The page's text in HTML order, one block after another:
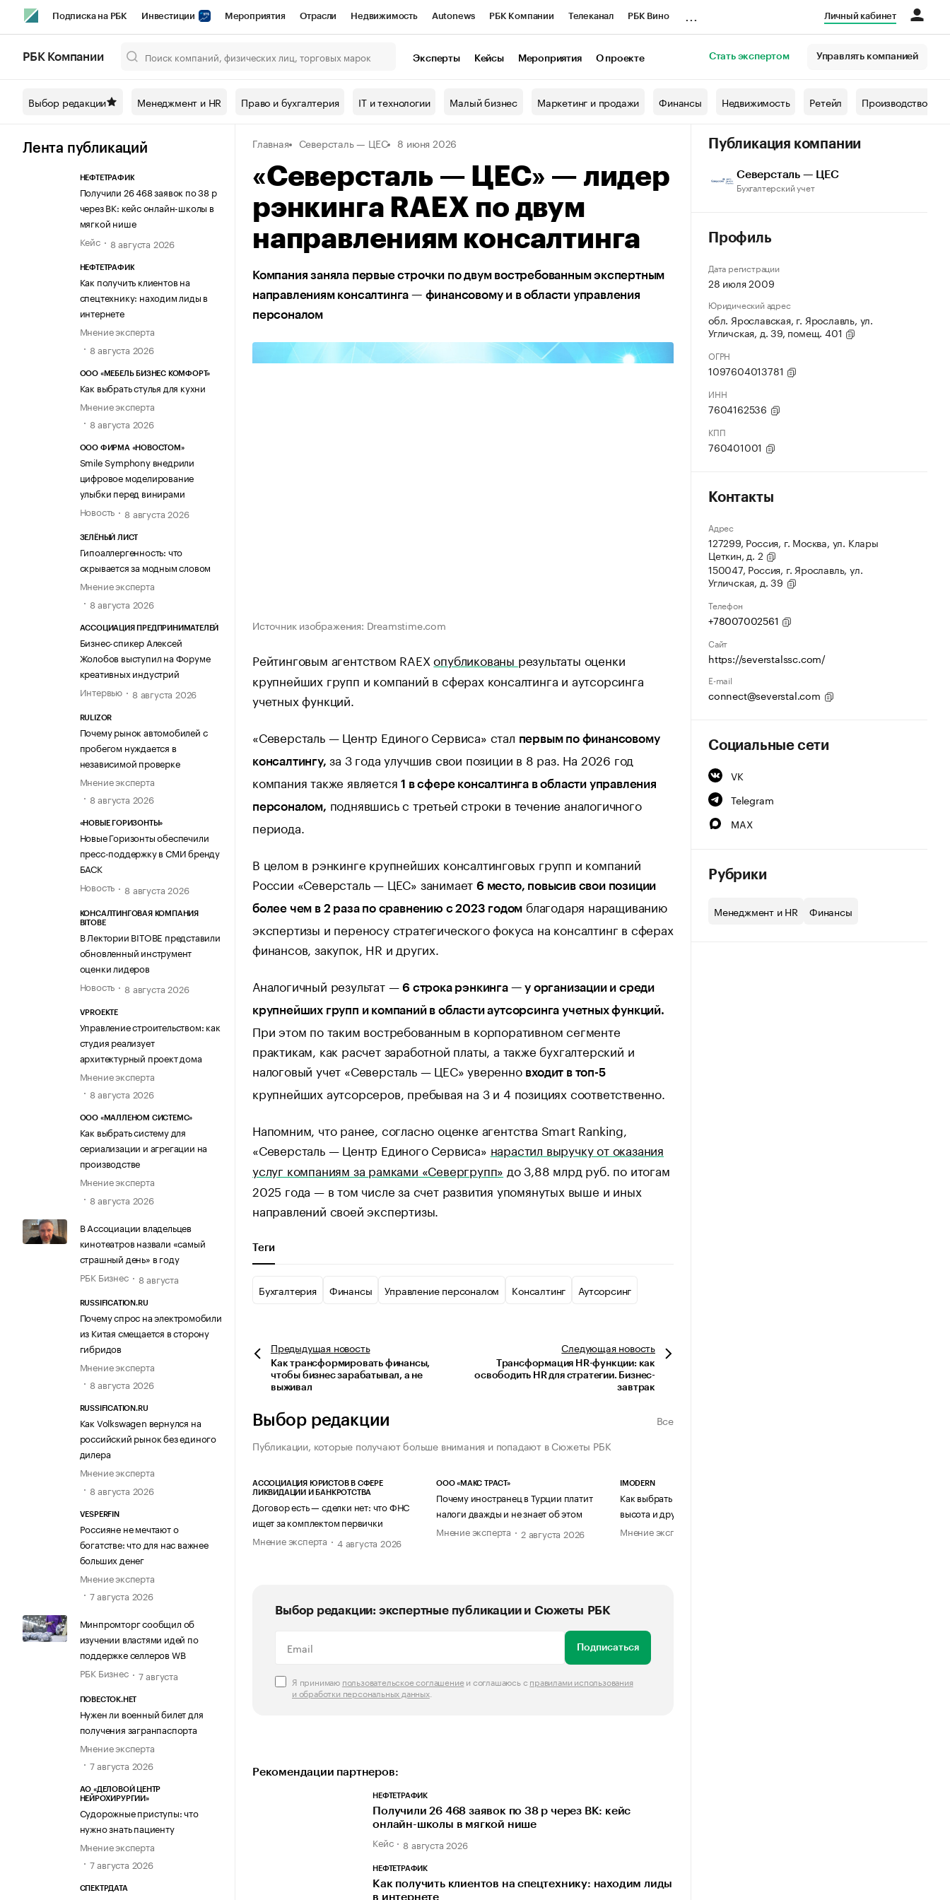
Подписка на РБК Инвестиции Мероприятия Отрасли Недвижимость Autonews РБК Компании Телеканал РБК Вино
Спецпроекты СПб Конференции СПб Спецпроекты Проверка контрагентов
Технологии и медиа Рынок наличной валюты
Личный кабинет
РБК Компании Эксперты Кейсы Мероприятия О проекте Стать экспертом Управлять компанией
Выбор редакции Менеджмент и HR Право и бухгалтерия IT и технологии Малый бизнес Маркетинг и продажи Финансы Недвижимость Ретейл Производство
Лента публикаций
НЕФТЕТРАФИК
Получили 26 468 заявок по 38 р
через ВК: кейс онлайн-школы в
мягкой нише
Кейс
8 августа 2026
НЕФТЕТРАФИК
Как получить клиентов на
спецтехнику: находим лиды в
интернете
Мнение эксперта
8 августа 2026
ООО «МЕБЕЛЬ БИЗНЕС КОМФОРТ»
Как выбрать стулья для кухни
Мнение эксперта
8 августа 2026
ООО ФИРМА «НОВОСТОМ»
Smile Symphony внедрили
цифровое моделирование
улыбки перед винирами
Новость
8 августа 2026
ЗЕЛЁНЫЙ ЛИСТ
Гипоаллергенность: что
скрывается за модным словом
Мнение эксперта
8 августа 2026
АССОЦИАЦИЯ ПРЕДПРИНИМАТЕЛЕЙ
Бизнес-спикер Алексей
Жолобов выступил на Форуме
креативных индустрий
Интервью
8 августа 2026
RULIZOR
Почему рынок автомобилей с
пробегом нуждается в
независимой проверке
Мнение эксперта
8 августа 2026
«НОВЫЕ ГОРИЗОНТЫ»
Новые Горизонты обеспечили
пресс-поддержку в СМИ бренду
БАСК
Новость
8 августа 2026
КОНСАЛТИНГОВАЯ КОМПАНИЯ
BITOBE
В Лектории BITOBE представили
обновленный инструмент
оценки лидеров
Новость
8 августа 2026
VPROEKTE
Управление строительством: как
студия реализует
архитектурный проект дома
Мнение эксперта
8 августа 2026
ООО «МАЛЛЕНОМ СИСТЕМС»
Как выбрать систему для
сериализации и агрегации на
производстве
Мнение эксперта
8 августа 2026
В Ассоциации владельцев
кинотеатров назвали «самый
страшный день» в году
РБК Бизнес
8 августа
RUSSIFICATION.RU
Почему спрос на электромобили
из Китая смещается в сторону
гибридов
Мнение эксперта
8 августа 2026
RUSSIFICATION.RU
Как Volkswagen вернулся на
российский рынок без единого
дилера
Мнение эксперта
8 августа 2026
VESPERFIN
Россияне не мечтают о
богатстве: что для нас важнее
больших денег
Мнение эксперта
7 августа 2026
Минпромторг сообщил об
изучении властями идей по
поддержке селлеров WB
РБК Бизнес
7 августа
ПОВЕСТОК.НЕТ
Нужен ли военный билет для
получения загранпаспорта
Мнение эксперта
7 августа 2026
АО «ДЕЛОВОЙ ЦЕНТР
НЕЙРОХИРУРГИИ»
Судорожные приступы: что
нужно знать пациенту
Мнение эксперта
7 августа 2026
СПЕКТРДАТА
Главная Северсталь — ЦЕС 8 июня 2026
«Северсталь — ЦЕС» — лидер
рэнкинга RAEX по двум
направлениям консалтинга
Компания заняла первые строчки по двум востребованным экспертным
направлениям консалтинга — финансовому и в области управления
персоналом
Источник изображения: Dreamstime.com
Рейтинговым агентством RAEXопубликованы результаты оценки
крупнейших групп и компаний в сферах консалтинга и аутсорсинга
учетных функций.
«Северсталь — Центр Единого Сервиса» стал первым по финансовому
консалтингу, за 3 года улучшив свои позиции в 8 раз. На 2026 год
компания также является1 в сфере консалтинга в области управления
персоналом, поднявшись с третьей строки в течение аналогичного
периода.
В целом в рэнкинге крупнейших консалтинговых групп и компаний
России «Северсталь — ЦЕС» занимает 6 место, повысив свои позиции
более чем в 2 раза по сравнению с 2023 годом благодаря наращиванию
экспертизы и переносу стратегического фокуса на консалтинг в сферах
финансов, закупок, HR и других.
Аналогичный результат —6 строка рэнкинга — у организации и среди
крупнейших групп и компаний в области аутсорсинга учетных функций.
При этом по таким востребованным в корпоративном сегменте
практикам, как расчет заработной платы, а также бухгалтерский и
налоговый учет «Северсталь — ЦЕС» уверенно входит в топ-5
крупнейших аутсорсеров, пребывая на 3 и 4 позициях соответственно.
Напомним, что ранее, согласно оценке агентства Smart Ranking,
«Северсталь — Центр Единого Сервиса» нарастил выручку от оказания
услуг компаниям за рамками «Севергрупп» до 3,88 млрд руб. по итогам
2025 года — в том числе за счет развития упомянутых выше и иных
направлений своей экспертизы.
Теги
Бухгалтерия Финансы Управление персоналом Консалтинг Аутсорсинг
Предыдущая новость
Как трансформировать финансы,
чтобы бизнес зарабатывал, а не
выживал
Следующаяновость
Трансформация HR-функции: как
освободить HR для стратегии. Бизнес-
завтрак
Выбор редакции
Все
Публикации, которые получают больше внимания и попадают в Сюжеты РБК
АССОЦИАЦИЯ ЮРИСТОВ В СФЕРЕ
ЛИКВИДАЦИИ И БАНКРОТСТВА
Договор есть — сделки нет: что ФНС
ищет за комплектом первички
Мнение эксперта
4 августа 2026
ООО «МАКС ТРАСТ»
Почему иностранец в Турции платит
налоги дважды и не знает об этом
Мнение эксперта
2 августа 2026
IMODERN
Как выбрать журнальный столик:
высота и другие ключевые параметры
Мнение эксперта
Выбор редакции: экспертные публикации и Сюжеты РБК
Подписаться
Я принимаю пользовательское соглашениеи соглашаюсь с правилами использования
и обработки персональных данных.
Рекомендации партнеров:
НЕФТЕТРАФИК
Получили 26 468 заявок по 38 р через ВК: кейс
онлайн-школы в мягкой нише
Кейс 8 августа 2026
НЕФТЕТРАФИК
Как получить клиентов на спецтехнику: находим лиды
в интернете
Публикация компании
Северсталь — ЦЕС
Бухгалтерский учет
Профиль
Дата регистрации
28 июля 2009
Юридический адрес
обл. Ярославская, г. Ярославль, ул.
Угличская, д. 39, помещ. 401
ОГРН
1097604013781
ИНН
7604162536
КПП
760401001
Контакты
Адрес
127299, Россия, г. Москва, ул. Клары
Цеткин, д. 2
150047, Россия, г. Ярославль, ул.
Угличская, д. 39
Телефон
+78007002561
Сайт
https://severstalssc.com/
E-mail
connect@severstal.com
Социальные сети
VK
Telegram
MAX
Рубрики
Менеджмент и HR Финансы